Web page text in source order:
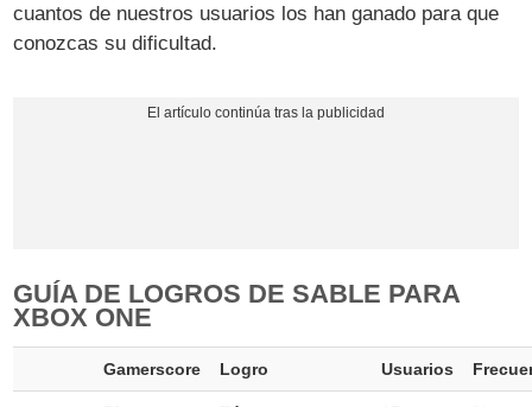
cuantos de nuestros usuarios los han ganado para que
conozcas su dificultad.
GUÍA DE LOGROS DE SABLE PARA
XBOX ONE
Gamerscore Logro Usuarios